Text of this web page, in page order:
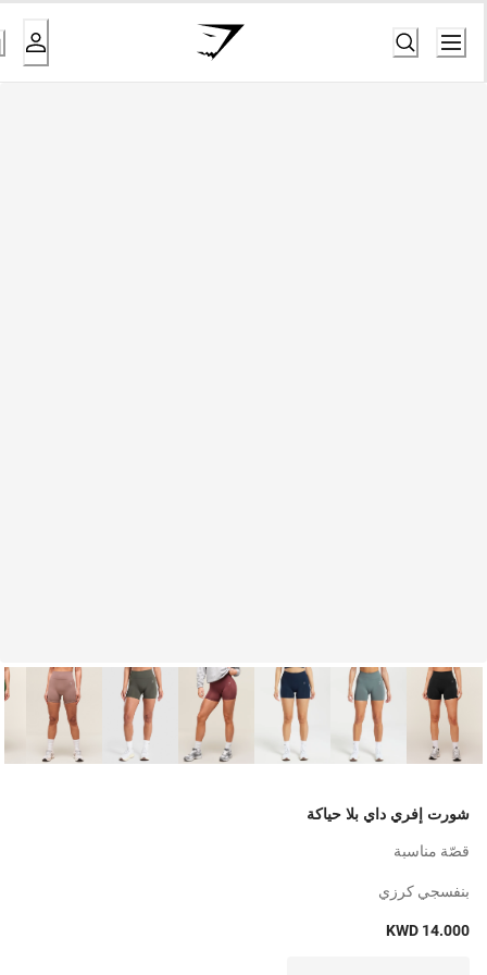
شورت إفري داي بلا حياكة
قصّة مناسبة
بنفسجي كرزي
KWD 14.000